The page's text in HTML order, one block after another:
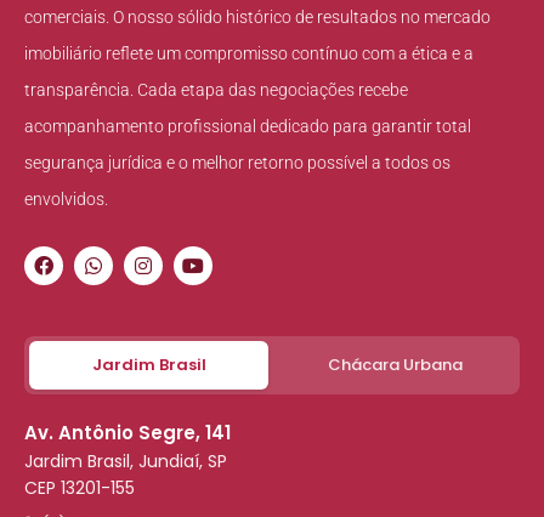
comerciais. O nosso sólido histórico de resultados no mercado
imobiliário reflete um compromisso contínuo com a ética e a
transparência. Cada etapa das negociações recebe
acompanhamento profissional dedicado para garantir total
segurança jurídica e o melhor retorno possível a todos os
envolvidos.
Jardim Brasil Chácara Urbana
Av. Antônio Segre, 141
Jardim Brasil, Jundiaí, SP
CEP 13201-155